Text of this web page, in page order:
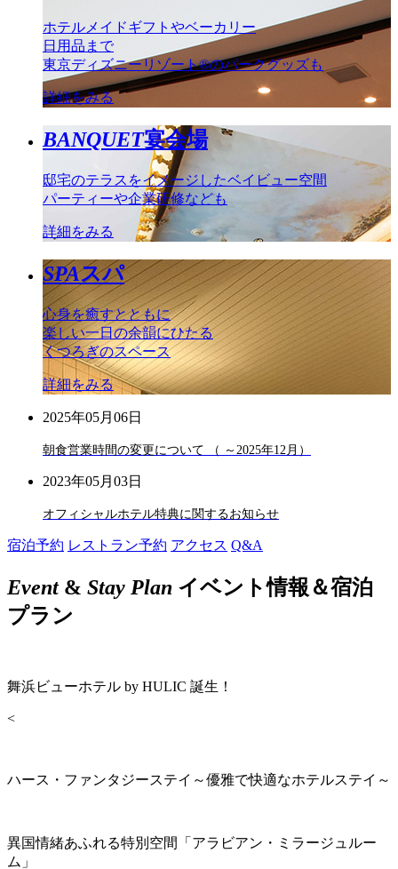
ホテルメイドギフトやベーカリー
日用品まで
東京ディズニーリゾート®のパークグッズも
詳細をみる
BANQUET宴会場
邸宅のテラスをイメージしたベイビュー空間
パーティーや企業研修なども
詳細をみる
SPAスパ
心身を癒すとともに
楽しい一日の余韻にひたる
くつろぎのスペース
詳細をみる
2025年05月06日
朝食営業時間の変更について （ ～2025年12月）
2023年05月03日
オフィシャルホテル特典に関するお知らせ
宿泊予約 レストラン予約 アクセス Q&A
Event& Stay Plan イベント情報＆宿泊
プラン
舞浜ビューホテル by HULIC 誕生！
<
ハース・ファンタジーステイ～優雅で快適なホテルステイ～
異国情緒あふれる特別空間「アラビアン・ミラージュルー
ム」